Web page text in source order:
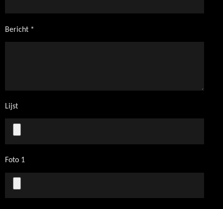
Bericht *
Lijst
Foto 1